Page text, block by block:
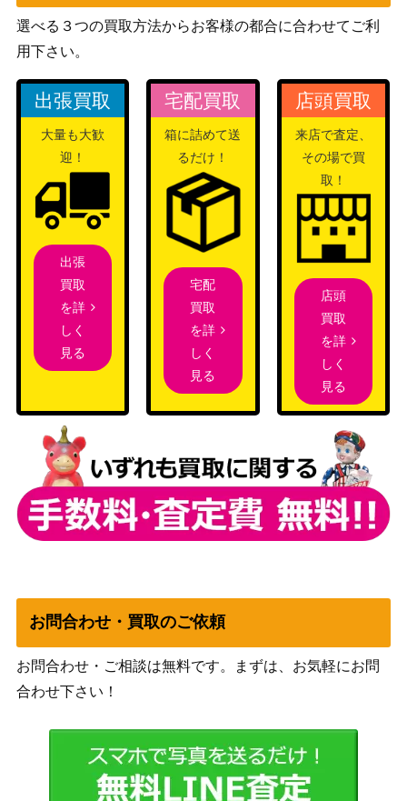
スイクンex
ADVシリーズ
ハイダイ（SR）【SV7 12
5/102】
スカーレット＆バイオ
レット
（ステラミラクル）
100
ブリジュラスex（SAR）
【SV7a 088/064】
スカーレット＆バイオ
レット
（楽園ドラゴーナ）
1,800
メガヤンマex（SAR）【S
V9a 085/063】
スカーレット＆バイオ
（熱風のアリーナ）
600
リップ（SR）【SV4M 08
7/066】
スカーレット＆バイオ
レット
（未来の一閃）
150
エーフィVMAX【sp4 004/
004】
ソード＆シールド
（イーブイヒーロー
800
ミュウex（SAR）【SV2a
205/165】
スカーレット＆バイオ
レット
（ポケモンカード
151）
3,500
（PROMO）
92/066】
スカーレット＆バイオ
レット
（未来の一閃）
700
O）【s8a-G 001/015】
GOLDEN BOX）
ダブル無色エネルギー（U
R）【SM1+ 067/051】
サン&ムーン
（サン&ムーン）
選べる３つの買取方法からお客様の都合に合わせてご利
用下さい。
出張買取
大量も大歓
迎！
出張
買取
を詳
しく
見る
宅配買取
箱に詰めて送
るだけ！
宅配
買取
を詳
しく
見る
店頭買取
来店で査定、
その場で買
取！
店頭
買取
を詳
しく
見る
お問合わせ・買取のご依頼
お問合わせ・ご相談は無料です。まずは、お気軽にお問
合わせ下さい！